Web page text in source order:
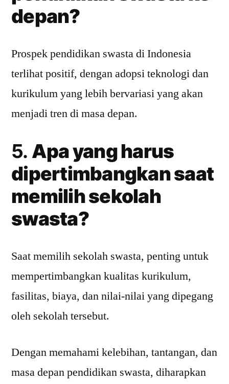
depan?
Prospek pendidikan swasta di Indonesia
terlihat positif, dengan adopsi teknologi dan
kurikulum yang lebih bervariasi yang akan
menjadi tren di masa depan.
5. Apa yang harus
dipertimbangkan saat
memilih sekolah
swasta?
Saat memilih sekolah swasta, penting untuk
mempertimbangkan kualitas kurikulum,
fasilitas, biaya, dan nilai-nilai yang dipegang
oleh sekolah tersebut.
Dengan memahami kelebihan, tantangan, dan
masa depan pendidikan swasta, diharapkan